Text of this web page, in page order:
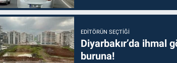
EDITÖRÜN SEÇTIĞI
Diyarbakır’da ihmal
buruna!